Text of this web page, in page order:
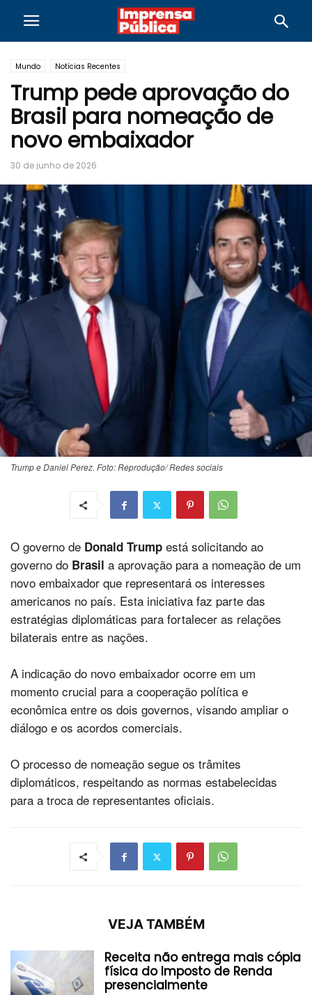
Mundo Notícias Recentes
Trump pede aprovação do
Brasil para nomeação de
novo embaixador
30 de junho de 2026
Trump e Daniel Perez. Foto: Reprodução/ Redes sociais
O governo de Donald Trump está solicitando ao
governo do Brasil a aprovação para a nomeação de um
novo embaixador que representará os interesses
americanos no país. Esta iniciativa faz parte das
estratégias diplomáticas para fortalecer as relações
bilaterais entre as nações.
A indicação do novo embaixador ocorre em um
momento crucial para a cooperação política e
econômica entre os dois governos, visando ampliar o
diálogo e os acordos comerciais.
O processo de nomeação segue os trâmites
diplomáticos, respeitando as normas estabelecidas
para a troca de representantes oficiais.
VEJA TAMBÉM
Receita não entrega mais cópia
física do Imposto de Renda
presencialmente